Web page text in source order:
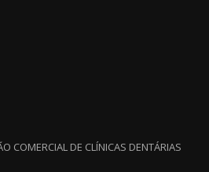
COMERCIAL DE CLÍNICAS DENTÁRIAS